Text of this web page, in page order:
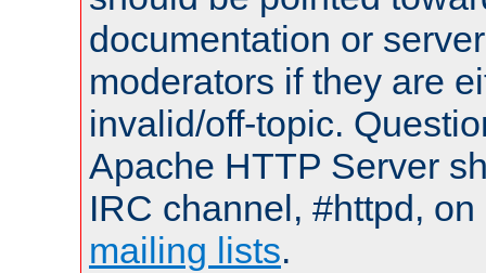
documentation or
moderators if they are
invalid/off-topic.
Apache HTTP Server
IRC channel, #httpd,
mailing lists.